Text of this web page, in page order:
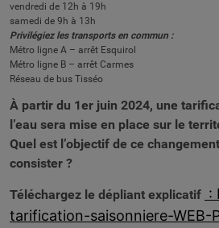
vendredi de 12h à 19h
samedi de 9h à 13h
Privilégiez les transports en commun :
Métro ligne A – arrêt Esquirol
Métro ligne B – arrêt Carmes
Réseau de bus Tisséo
À partir du 1er juin 2024, une
l’eau sera mise en place sur le
Quel est l’objectif de ce
consister ?
Téléchargez le dépliant explicatif :
tarification-saisonniere-WEB-